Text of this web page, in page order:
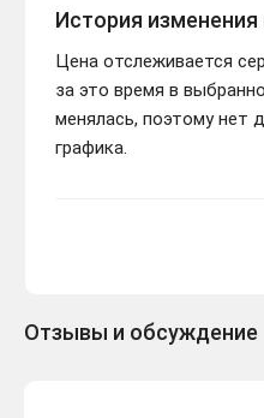
История
Цена отслеживается
за это время в
менялась, поэтому нет
графика.
Отзывы и обсуждение